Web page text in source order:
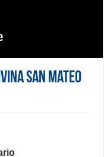
San Mateo